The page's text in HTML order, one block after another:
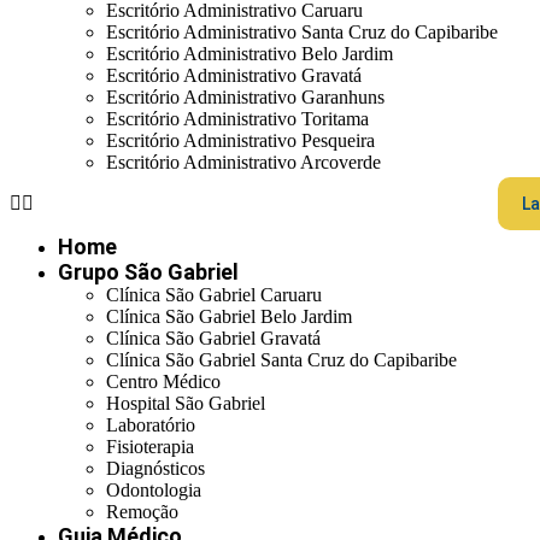
Escritório Administrativo Caruaru
Escritório Administrativo Santa Cruz do Capibaribe
Escritório Administrativo Belo Jardim
Escritório Administrativo Gravatá
Escritório Administrativo Garanhuns
Escritório Administrativo Toritama
Escritório Administrativo Pesqueira
Escritório Administrativo Arcoverde
Home
Grupo São Gabriel
Clínica São Gabriel Caruaru
Clínica São Gabriel Belo Jardim
Clínica São Gabriel Gravatá
Clínica São Gabriel Santa Cruz do Capibaribe
Centro Médico
Hospital São Gabriel
Laboratório
Fisioterapia
Diagnósticos
Odontologia
Remoção